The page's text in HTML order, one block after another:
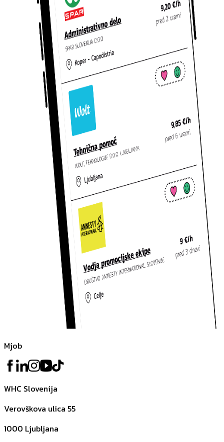
Mjob
WHC Slovenija
Verovškova ulica 55
1000 Ljubljana